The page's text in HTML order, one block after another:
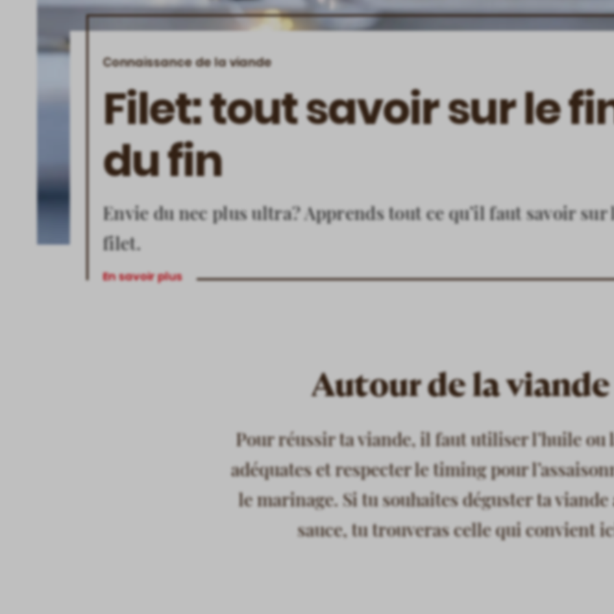
Connaissance de la viande
Filet: tout savoir sur le
du fin
Envie du nec plus ultra? Apprends tout ce qu’il faut savoir sur
filet.
En savoir plus
Autour de la viande
Pour réussir ta viande, il faut utiliser l’huile ou
adéquates et respecter le timing pour
le marinage. Si tu souhaites déguster ta viande
sauce, tu trouveras celle qui convient